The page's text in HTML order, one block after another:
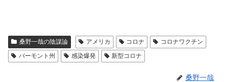
桑野一哉の陰謀論 アメリカ コロナ
コロナワクチン
バーモント州
感染爆発 新型コロナ
桑野一哉